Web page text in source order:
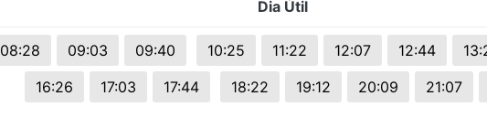
Dia Útil
08:28 09:03 09:40 10:25 11:22 12:07 12:44
16:26
17:03 17:44 18:22 19:12 20:09 21:07